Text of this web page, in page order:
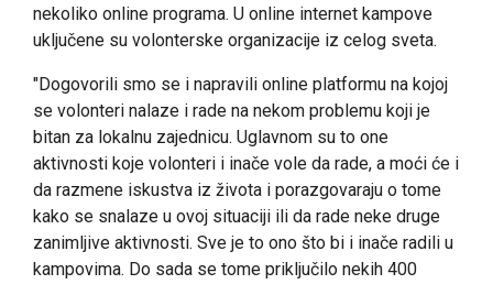
nekoliko online programa. U online internet kampove
uključene su volonterske organizacije iz celog sveta.
"Dogovorili smo se i napravili online platformu na kojoj
se volonteri nalaze i rade na nekom problemu koji je
bitan za lokalnu zajednicu. Uglavnom su to one
aktivnosti koje volonteri i inače vole da rade, a moći će i
da razmene iskustva iz života i porazgovaraju o tome
kako se snalaze u ovoj situaciji ili da rade neke druge
zanimljive aktivnosti. Sve je to ono što bi i inače radili u
kampovima. Do sada se tome priključilo nekih 400